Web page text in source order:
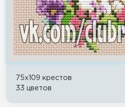
75x109 крестов
33 цветов